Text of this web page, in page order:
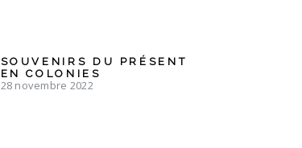
SOUVENIRS DU PRÉSENT
EN COLONIES
28 novembre 2022